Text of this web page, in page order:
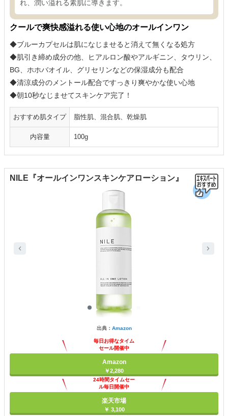
れ、潤い溢れる素肌に導きます。
クールで爽快感溢れる使い心地のオールインワン
◆ブルーカプセルは肌になじませると消えて無くなる処方
◆肌引き締め成分の他、ヒアルロン酸やアルギニン、タウリン、
BG、ホホバオイル、グリセリンなどの保湿成分も配合
◆清涼成分のメントール配合ですっきり爽やかな使い心地
◆朝10秒なじませてスキンケア完了！
おすすめ肌タイプ 脂性肌、混合肌、乾燥肌
内容量 100g
NILE『オールインワンスキンケアローション』
出典： Amazon
毎日お得なタイム
セール開催中
Amazon
￥2,280
24時間タイムセー
ル毎日開催中
楽天市場
￥ 3,100